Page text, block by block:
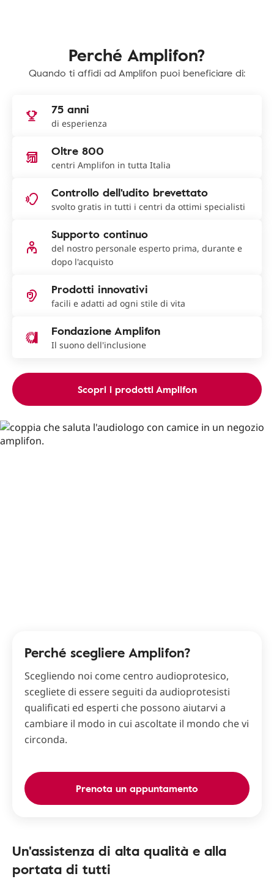
Perché Amplifon?
Quando ti affidi ad Amplifon puoi beneficiare di:
75 anni
di esperienza
Oltre 800
centri Amplifon in tutta Italia
Controllo dell'udito brevettato
svolto gratis in tutti i centri da ottimi specialisti
Supporto continuo
del nostro personale esperto prima, durante e
dopo l'acquisto
Prodotti innovativi
facili e adatti ad ogni stile di vita
Fondazione Amplifon
Il suono dell'inclusione
Scopri i prodotti Amplifon
Perché scegliere Amplifon?
Scegliendo noi come centro audioprotesico,
scegliete di essere seguiti da audioprotesisti
qualificati ed esperti che possono aiutarvi a
cambiare il modo in cui ascoltate il mondo che vi
circonda.
Prenota un appuntamento
Un'assistenza di alta qualità e alla
portata di tutti